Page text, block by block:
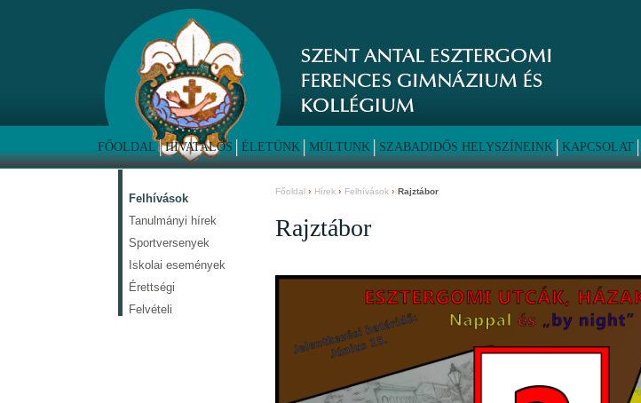
FŐOLDAL HIVATALOS ÉLETÜNK MÚLTUNK SZABADIDŐS HELYSZÍNEINK KAPCSOLAT
Felhívások
Tanulmányi hírek
Sportversenyek
Iskolai események
Érettségi
Felvételi
Főoldal Hírek Felhívások Rajztábor
Rajztábor